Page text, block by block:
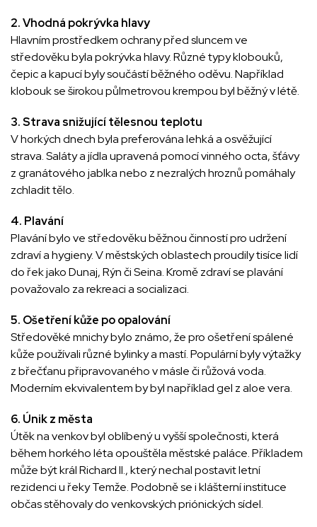
2. Vhodná pokrývka hlavy
Hlavním prostředkem ochrany před sluncem ve
středověku byla pokrývka hlavy. Různé typy klobouků,
čepic a kapucí byly součástí běžného oděvu. Například
klobouk se širokou půlmetrovou krempou byl běžný v létě.
3. Strava snižující tělesnou teplotu
V horkých dnech byla preferována lehká a osvěžující
strava. Saláty a jídla upravená pomocí vinného octa, šťávy
z granátového jablka nebo z nezralých hroznů pomáhaly
zchladit tělo.
4. Plavání
Plavání bylo ve středověku běžnou činností pro udržení
zdraví a hygieny. V městských oblastech proudily tisíce lidí
do řek jako Dunaj, Rýn či Seina. Kromě zdraví se plavání
považovalo za rekreaci a socializaci.
5. Ošetření kůže po opalování
Středověké mnichy bylo známo, že pro ošetření spálené
kůže používali různé bylinky a mastí. Populární byly výtažky
z břečťanu připravovaného v másle či růžová voda.
Moderním ekvivalentem by byl například gel z aloe vera.
6. Únik z města
Útěk na venkov byl oblíbený u vyšší společnosti, která
během horkého léta opouštěla městské paláce. Příkladem
může být král Richard II., který nechal postavit letní
rezidenci u řeky Temže. Podobně se i klášterní instituce
občas stěhovaly do venkovských priónických sídel.